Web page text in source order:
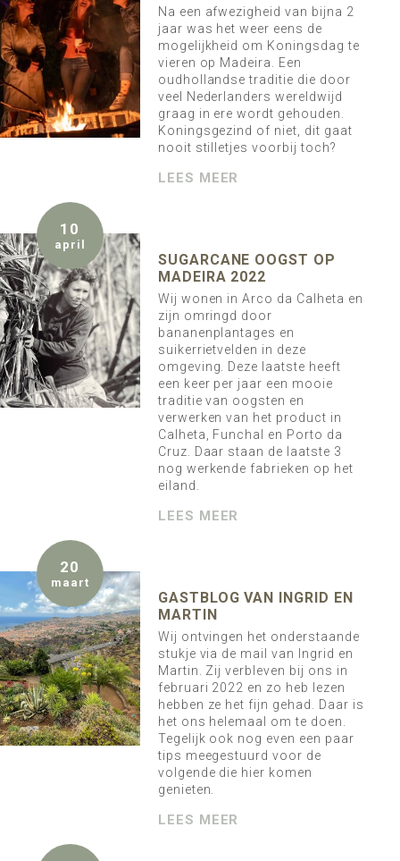
Na een afwezigheid van bijna 2
jaar was het weer eens de
mogelijkheid om Koningsdag te
vieren op Madeira. Een
oudhollandse traditie die door
veel Nederlanders wereldwijd
graag in ere wordt gehouden.
Koningsgezind of niet, dit gaat
nooit stilletjes voorbij toch?
LEES MEER
10
april
SUGARCANE OOGST OP
MADEIRA 2022
Wij wonen in Arco da Calheta en
zijn omringd door
bananenplantages en
suikerrietvelden in deze
omgeving. Deze laatste heeft
een keer per jaar een mooie
traditie van oogsten en
verwerken van het product in
Calheta, Funchal en Porto da
Cruz. Daar staan de laatste 3
nog werkende fabrieken op het
eiland.
LEES MEER
20
maart
GASTBLOG VAN INGRID EN
MARTIN
Wij ontvingen het onderstaande
stukje via de mail van Ingrid en
Martin. Zij verbleven bij ons in
februari 2022 en zo heb lezen
hebben ze het fijn gehad. Daar is
het ons helemaal om te doen.
Tegelijk ook nog even een paar
tips meegestuurd voor de
volgende die hier komen
genieten.
LEES MEER